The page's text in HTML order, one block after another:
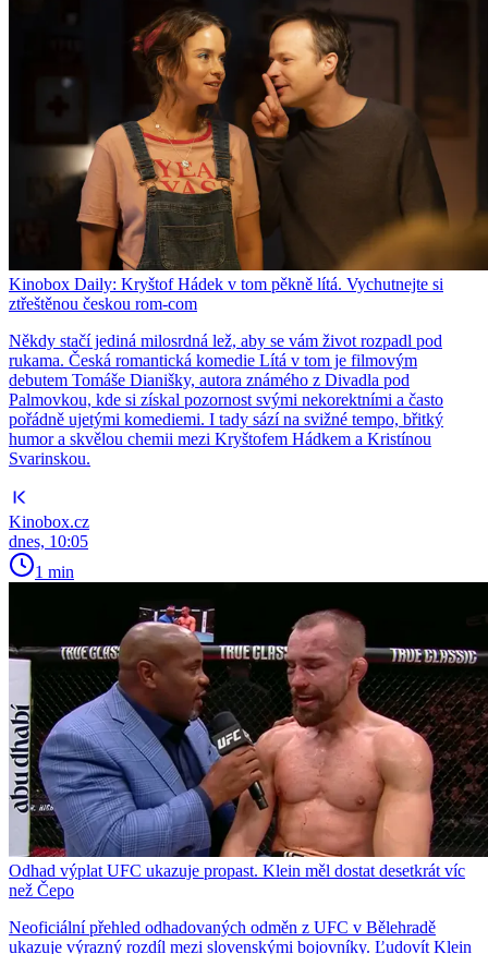
Kinobox Daily: Kryštof Hádek v tom pěkně lítá. Vychutnejte si
ztřeštěnou českou rom-com
Někdy stačí jediná milosrdná lež, aby se vám život rozpadl pod
rukama. Česká romantická komedie Lítá v tom je filmovým
debutem Tomáše Dianišky, autora známého z Divadla pod
Palmovkou, kde si získal pozornost svými nekorektními a často
pořádně ujetými komediemi. I tady sází na svižné tempo, břitký
humor a skvělou chemii mezi Kryštofem Hádkem a Kristínou
Svarinskou.
Kinobox.cz
dnes, 10:05
1 min
Odhad výplat UFC ukazuje propast. Klein měl dostat desetkrát víc
než Čepo
Neoficiální přehled odhadovaných odměn z UFC v Bělehradě
ukazuje výrazný rozdíl mezi slovenskými bojovníky. Ľudovít Klein